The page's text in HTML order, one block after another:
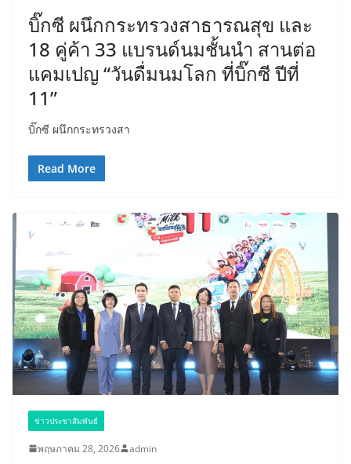
บิ๊กซี ผนึกกระทรวงสาธารณสุข และ
18 คู่ค้า 33 แบรนด์นมชั้นนำ สานต่อ
แคมเปญ “วันดื่มนมโลก ที่บิ๊กซี ปีที่
11”
บิ๊กซี ผนึกกระทรวงสา
Read More
ข่าวประชาสัมพันธ์
พฤษภาคม 28, 2026 admin